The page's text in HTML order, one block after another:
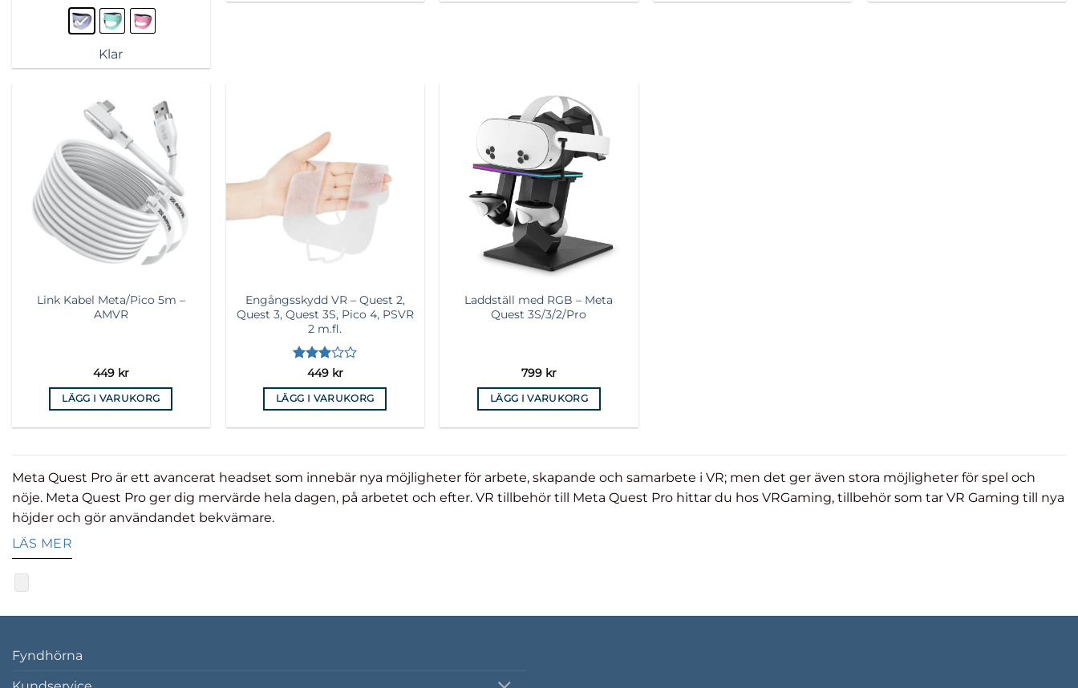
här
produkten
har
flera
De
olika
alternativen
kan
väljas
på
produktsidan
Klar
Lägg till i
önskelista
Link Kabel Meta/Pico 5m –
AMVR
449 kr
LÄGG I VARUKORG
Engångsskydd VR – Quest 2,
Quest 3, Quest 3S, Pico 4, PSVR
2 m.fl.
Betygsatt
449 kr
LÄGG I VARUKORG
Lägg till i
önskelista
Laddställ med RGB – Meta
Quest 3S/3/2/Pro
799 kr
LÄGG I VARUKORG
Meta Quest Pro är ett avancerat headset som innebär nya möjligheter för arbete, skapande och samarbete i VR; men det ger även stora möjligheter för spel och
nöje. Meta Quest Pro ger dig mervärde hela dagen, på arbetet och efter. VR tillbehör till Meta Quest Pro hittar du hos VRGaming, tillbehör som tar VR Gaming till nya
höjder och gör användandet bekvämare.
LÄS MER
Fyndhörna